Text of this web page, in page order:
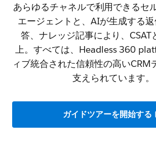
あらゆるチャネルで利用できるセ
エージェントと、AIが生成する
答、ナレッジ記事により、CSAT
上。すべては、Headless 360
ィブ統合された信頼性の高いCRM
支えられています。
ガイドツアーを開始する